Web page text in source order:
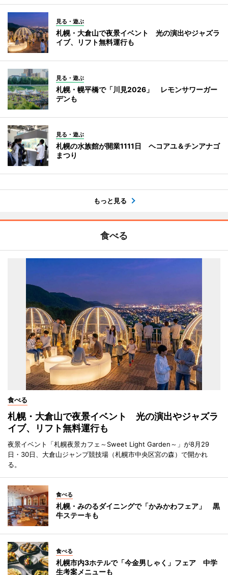
見る・遊ぶ
札幌・大倉山で夜景イベント 光の演出やジャズラ
イブ、リフト無料運行も
見る・遊ぶ
札幌・幌平橋で「川見2026」 レモンサワーガー
デンも
見る・遊ぶ
札幌の水族館が開業1111日 ヘコアユ＆チンアナゴ
まつり
もっと見る
食べる
食べる
札幌・大倉山で夜景イベント 光の演出やジャズラ
イブ、リフト無料運行も
夜景イベント「札幌夜景カフェ～Sweet Light Garden～」が8月29
日・30日、大倉山ジャンプ競技場（札幌市中央区宮の森）で開かれ
る。
食べる
札幌・みのるダイニングで「かみかわフェア」 黒
牛ステーキも
食べる
札幌市内3ホテルで「今金男しゃく」フェア 中学
生考案メニューも